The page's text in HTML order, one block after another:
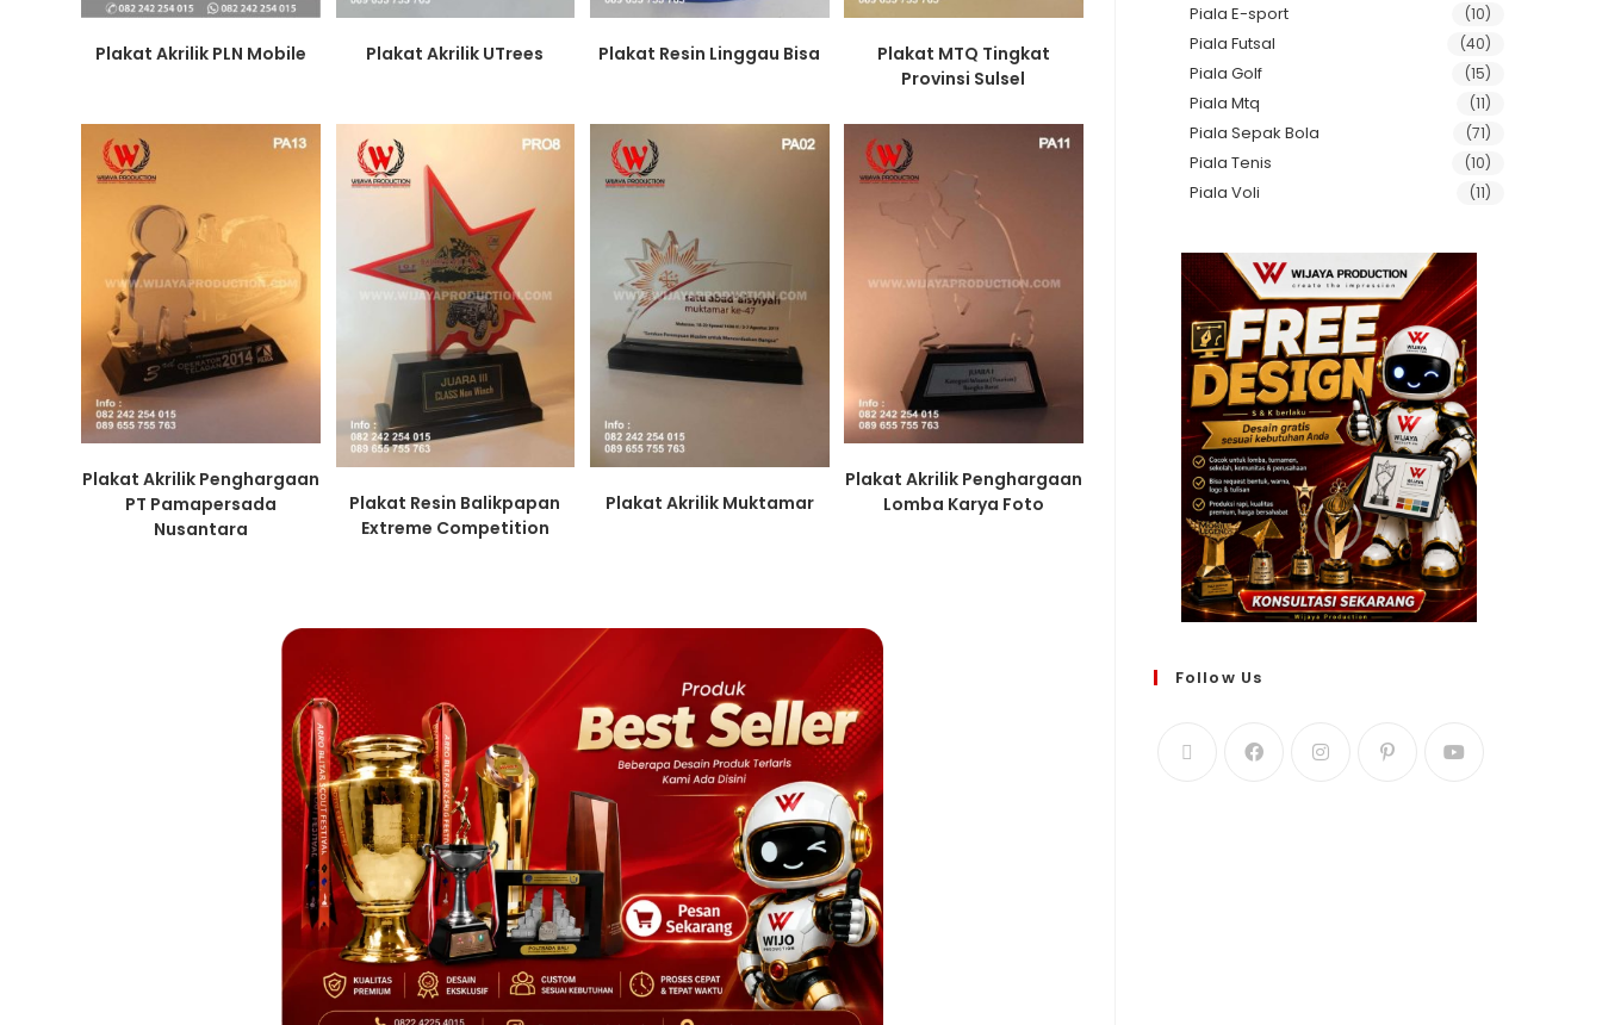
Plakat Akrilik PLN Mobile Plakat Akrilik UTrees Plakat Resin Linggau Bisa
Plakat MTQ Tingkat
Provinsi Sulsel
Plakat Akrilik Penghargaan
PT Pamapersada
Nusantara
Plakat Resin Balikpapan
Extreme Competition
Plakat Akrilik Muktamar
Plakat Akrilik Penghargaan
Lomba Karya Foto
Piala E-sport (10)
Piala Futsal (40)
Piala Golf (15)
Piala Mtq (11)
Piala Sepak Bola (71)
Piala Tenis (10)
Piala Voli (11)
Follow Us